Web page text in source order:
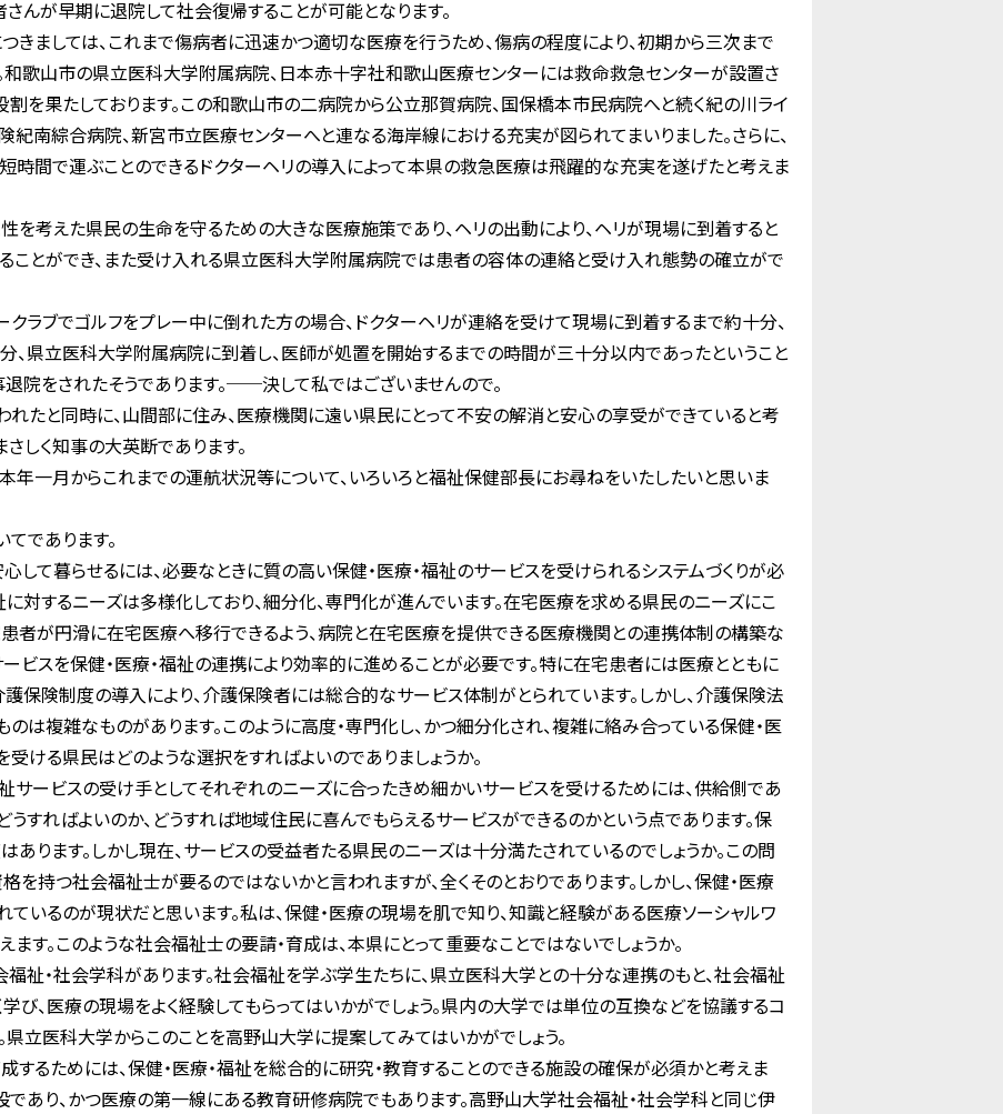
んが早期に退院して社会復帰することが可能となります。
ましては、これまで傷病者に迅速かつ適切な医療を行うため、傷病の程度により、初期から三次まで
和歌山市の県立医科大学附属病院、日本赤十字社和歌山医療センターには救命救急センターが設置さ
を果たしております。この和歌山市の二病院から公立那賀病院、国保橋本市民病院へと続く紀の川ライ
紀南綜合病院、新宮市立医療センターへと連なる海岸線における充実が図られてまいりました。さらに、
間で運ぶことのできるドクターヘリの導入によって本県の救急医療は飛躍的な充実を遂げたと考えま
を考えた県民の生命を守るための大きな医療施策であり、ヘリの出動により、ヘリが現場に到着すると
ことができ、また受け入れる県立医科大学附属病院では患者の容体の連絡と受け入れ態勢の確立がで
クラブでゴルフをプレー中に倒れた方の場合、ドクターヘリが連絡を受けて現場に到着するまで約十分、
県立医科大学附属病院に到着し、医師が処置を開始するまでの時間が三十分以内であったということ
院をされたそうであります。──決して私ではございませんので。
たと同時に、山間部に住み、医療機関に遠い県民にとって不安の解消と安心の享受ができていると考
しく知事の大英断であります。
本年一月からこれまでの運航状況等について、いろいろと福祉保健部長にお尋ねをいたしたいと思いま
であります。
て暮らせるには、必要なときに質の高い保健・医療・福祉のサービスを受けられるシステムづくりが必
に対するニーズは多様化しており、細分化、専門化が進んでいます。在宅医療を求める県民のニーズにこ
者が円滑に在宅医療へ移行できるよう、病院と在宅医療を提供できる医療機関との連携体制の構築な
ビスを保健・医療・福祉の連携により効率的に進めることが必要です。特に在宅患者には医療とともに
保険制度の導入により、介護保険者には総合的なサービス体制がとられています。しかし、介護保険法
のは複雑なものがあります。このように高度・専門化し、かつ細分化され、複雑に絡み合っている保健・医
受ける県民はどのような選択をすればよいのでありましょうか。
サービスの受け手としてそれぞれのニーズに合ったきめ細かいサービスを受けるためには、供給側であ
すればよいのか、どうすれば地域住民に喜んでもらえるサービスができるのかという点であります。保
あります。しかし現在、サービスの受益者たる県民のニーズは十分満たされているのでしょうか。この問
を持つ社会福祉士が要るのではないかと言われますが、全くそのとおりであります。しかし、保健・医療
いるのが現状だと思います。私は、保健・医療の現場を肌で知り、知識と経験がある医療ソーシャルワ
す。このような社会福祉士の要請・育成は、本県にとって重要なことではないでしょうか。
祉・社会学科があります。社会福祉を学ぶ学生たちに、県立医科大学との十分な連携のもと、社会福祉
び、医療の現場をよく経験してもらってはいかがでしょう。県内の大学では単位の互換などを協議するコ
県立医科大学からこのことを高野山大学に提案してみてはいかがでしょう。
するためには、保健・医療・福祉を総合的に研究・教育することのできる施設の確保が必須かと考えま
あり、かつ医療の第一線にある教育研修病院でもあります。高野山大学社会福祉・社会学科と同じ伊